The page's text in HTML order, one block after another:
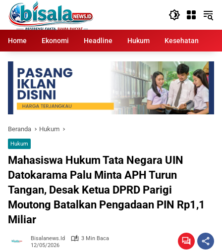
Langsung
konten
Home
Ekonomi Headline Hukum Kesehatan
Beranda Hukum
Hukum
Mahasiswa Hukum Tata Negara UIN
Datokarama Palu Minta APH Turun
Tangan, Desak Ketua DPRD Parigi
Moutong Batalkan Pengadaan PIN Rp1,1
Miliar
Bisalanews.id
3 Min Baca
12/05/2026